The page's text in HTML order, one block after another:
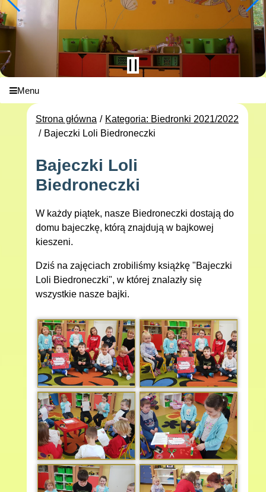
Menu
Strona główna
Kategoria: Biedronki 2021/2022
Bajeczki Loli Biedroneczki
Bajeczki Loli
Biedroneczki
W każdy piątek, nasze Biedroneczki dostają do
domu bajeczkę, którą znajdują w bajkowej
kieszeni.
Dziś na zajęciach zrobiliśmy książkę "Bajeczki
Loli Biedroneczki", w której znalazły się
wszystkie nasze bajki.